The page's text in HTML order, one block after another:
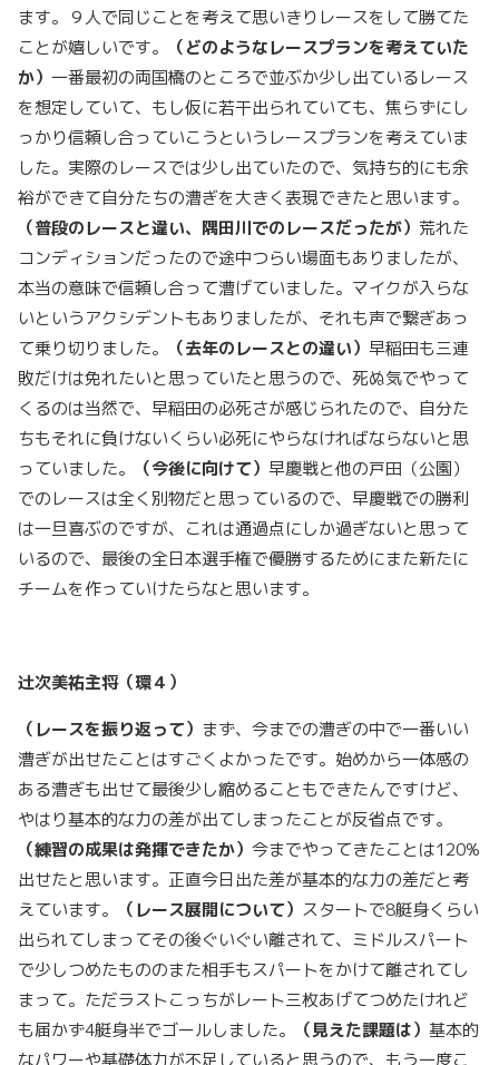
ます。９人で同じことを考えて思いきりレースをして勝てた
ことが嬉しいです。
（どのようなレースプランを考えていた
か） 一番最初の両国橋のところで並ぶか少し出ているレース
を想定していて、もし仮に若干出られていても、焦らずにし
っかり信頼し合っていこうというレースプランを考えていま
した。実際のレースでは少し出ていたので、気持ち的にも余
裕ができて自分たちの漕ぎを大きく表現できたと思います。
（普段のレースと違い、隅田川でのレースだったが） 荒れた
コンディションだったので途中つらい場面もありましたが、
本当の意味で信頼し合って漕げていました。マイクが入らな
いというアクシデントもありましたが、それも声で繋ぎあっ
て乗り切りました。
（去年のレースとの違い） 早稲田も三連
敗だけは免れたいと思っていたと思うので、死ぬ気でやって
くるのは当然で、早稲田の必死さが感じられたので、自分た
ちもそれに負けないくらい必死にやらなければならないと思
っていました。
（今後に向けて） 早慶戦と他の戸田（公園）
でのレースは全く別物だと思っているので、早慶戦での勝利
は一旦喜ぶのですが、これは通過点にしか過ぎないと思って
いるので、最後の全日本選手権で優勝するためにまた新たに
チームを作っていけたらなと思います。
辻次美祐主将（環４）
（レースを振り返って） まず、今までの漕ぎの中で一番いい
漕ぎが出せたことはすごくよかったです。始めから一体感の
ある漕ぎも出せて最後少し縮めることもできたんですけど、
やはり基本的な力の差が出てしまったことが反省点です。
（練習の成果は発揮できたか） 今までやってきたことは120%
出せたと思います。正直今日出た差が基本的な力の差だと考
えています。
（レース展開について） スタートで8艇身くらい
出られてしまってその後ぐいぐい離されて、ミドルスパート
で少しつめたもののまた相手もスパートをかけて離されてし
まって。ただラストこっちがレート三枚あげてつめたけれど
も届かず4艇身半でゴールしました。
（見えた課題は） 基本的
なパワーや基礎体力が不足していると思うので、もう一度こ